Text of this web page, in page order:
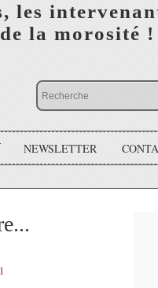
les
la morosité !
NEWSLETTER